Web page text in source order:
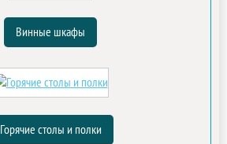
Винные шкафы
Горячие столы и полки